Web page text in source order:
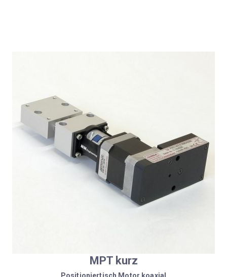
MPT kurz
Positioniertisch Motor koaxial